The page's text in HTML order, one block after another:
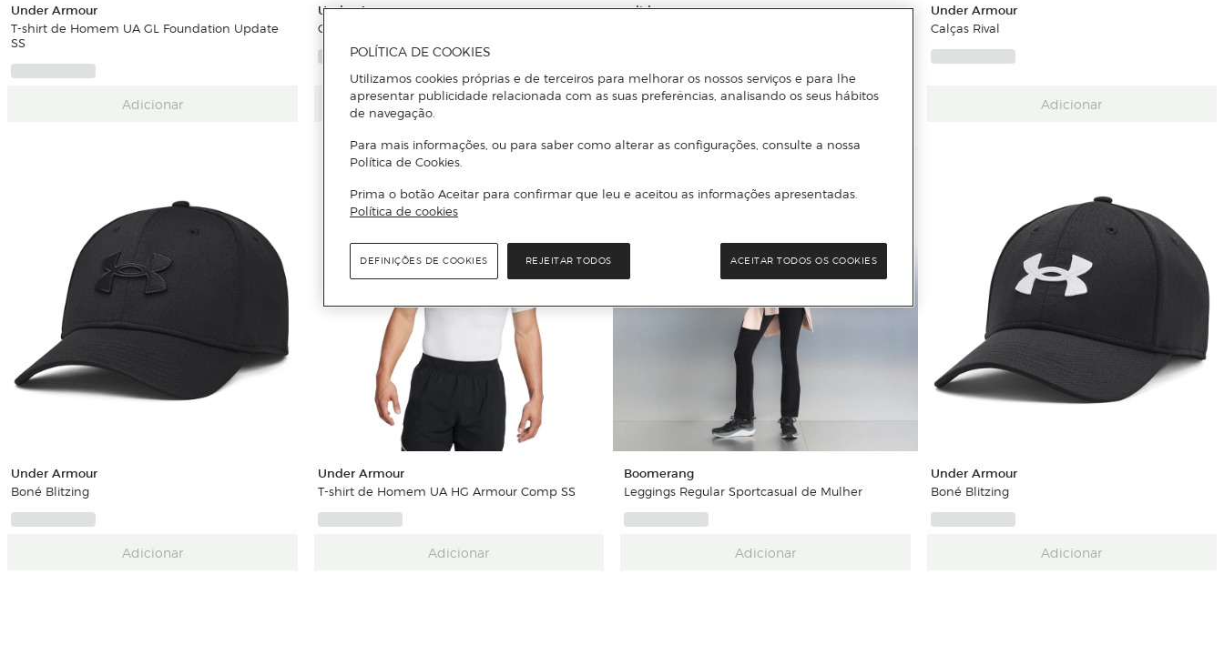
Under Armour
T-shirt de Homem UA GL Foundation Update
SS
Adicionar
Under Armour
Calças de mulher Rival Fleece Under Armour
Adicionar
adidas
Adicionar
Under Armour
Calças Rival
Adicionar
Under Armour
Boné Blitzing
Adicionar
Under Armour
T-shirt de Homem UA HG Armour Comp SS
Adicionar
Boomerang
Leggings Regular Sportcasual de Mulher
Adicionar
Under Armour
Boné Blitzing
Adicionar
POLÍTICA DE COOKIES
Utilizamos cookies próprias e de terceiros para melhorar os nossos serviços e para lhe
apresentar publicidade relacionada com as suas preferências, analisando os seus hábitos
de navegação.
Para mais informações, ou para saber como alterar as configurações, consulte a nossa
Política de Cookies.
Prima o botão Aceitar para confirmar que leu e aceitou as informações apresentadas.
Política de cookies
REJEITAR TODOS ACEITAR TODOS OS COOKIES
DEFINIÇÕES DE COOKIES